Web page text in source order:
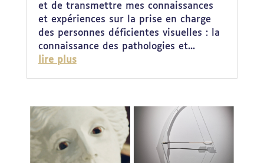
et de transmettre mes connaissances
et expériences sur la prise en charge
des personnes déficientes visuelles : la
connaissance des pathologies et...
lire plus